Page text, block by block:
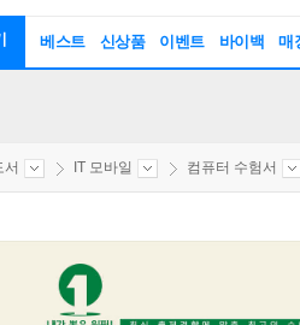
베스트 신상품 이벤트 바이백 매
서 IT 모바일 컴퓨터 수험서